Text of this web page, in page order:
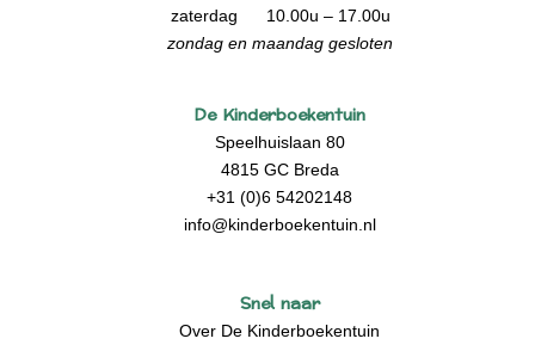
zaterdag 10.00u – 17.00u
zondag en maandag gesloten
De Kinderboekentuin
Speelhuislaan 80
4815 GC Breda
+31 (0)6 54202148
info@kinderboekentuin.nl
Snel naar
Over De Kinderboekentuin